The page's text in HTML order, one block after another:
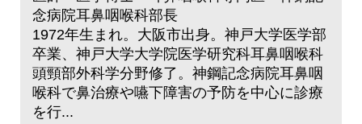
念病院耳鼻咽喉科部長
1972年生まれ。大阪市出身。神戸大学医学部
卒業、神戸大学大学院医学研究科耳鼻咽喉科
頭頸部外科学分野修了。神鋼記念病院耳鼻咽
喉科で鼻治療や嚥下障害の予防を中心に診療
を行...